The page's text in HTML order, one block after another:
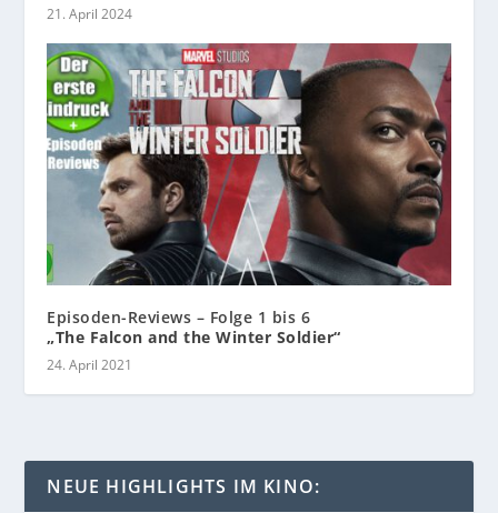
21. April 2024
Episoden-Reviews – Folge 1 bis 6
„The Falcon and the Winter Soldier“
24. April 2021
NEUE HIGHLIGHTS IM KINO: